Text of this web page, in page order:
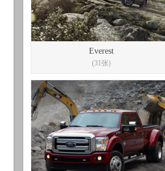
Everest
(31张)